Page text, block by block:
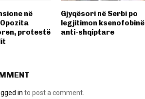
në
protestë
Gjyqësori në Serbi po
legjitimon ksenofobinë
anti-shqiptare
in to post a comment.